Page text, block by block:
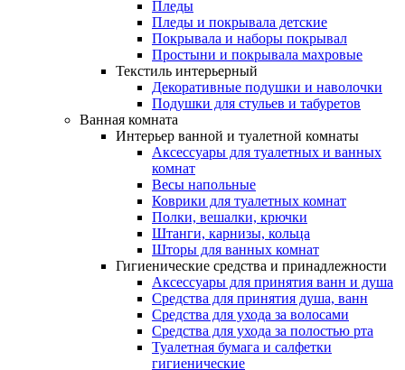
Пледы
Пледы и покрывала детские
Покрывала и наборы покрывал
Простыни и покрывала махровые
Текстиль интерьерный
Декоративные подушки и наволочки
Подушки для стульев и табуретов
Ванная комната
Интерьер ванной и туалетной комнаты
Аксессуары для туалетных и ванных
комнат
Весы напольные
Коврики для туалетных комнат
Полки, вешалки, крючки
Штанги, карнизы, кольца
Шторы для ванных комнат
Гигиенические средства и принадлежности
Аксессуары для принятия ванн и душа
Средства для принятия душа, ванн
Средства для ухода за волосами
Средства для ухода за полостью рта
Туалетная бумага и салфетки
гигиенические